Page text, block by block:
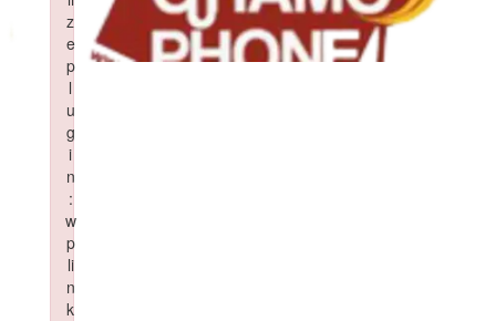
z
e
p
l
u
g
i
n
:
w
p
li
n
k